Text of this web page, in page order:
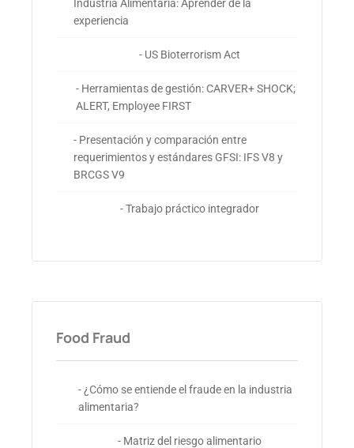
Industria Alimentaria: Aprender de la
experiencia
- US Bioterrorism Act
- Herramientas de gestión: CARVER+ SHOCK;
ALERT, Employee FIRST
- Presentación y comparación entre
requerimientos y estándares GFSI: IFS V8 y
BRCGS V9
- Trabajo práctico integrador
Food Fraud
- ¿Cómo se entiende el fraude en la industria
alimentaria?
- Matriz del riesgo alimentario